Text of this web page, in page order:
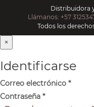
Distribuidora
Llámanos: +57
Todos los
×
Identificarse
Correo electrónico *
Contraseña *